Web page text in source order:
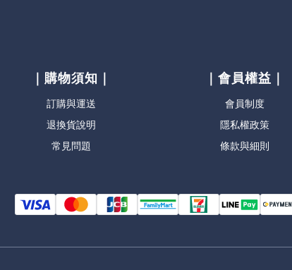
｜購物須知｜
訂購與運送
退換貨說明
常見問題
｜會員權益｜
會員制度
隱私權政策
條款與細則